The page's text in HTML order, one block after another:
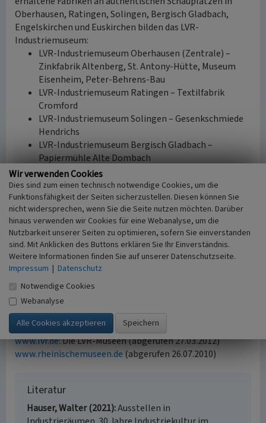
Oberhausen, Ratingen, Solingen, Bergisch Gladbach,
Engelskirchen und Euskirchen bilden das LVR-
Industriemuseum:
LVR-Industriemuseum Oberhausen (Zentrale) –
Zinkfabrik Altenberg, St. Antony-Hütte, Museum
Eisenheim, Peter-Behrens-Bau
LVR-Industriemuseum Ratingen – Textilfabrik
Cromford
LVR-Industriemuseum Solingen – Gesenkschmiede
Hendrichs
LVR-Industriemuseum Bergisch Gladbach –
Papiermühle Alte Dombach
LVR-Industriemuseum Engelskirchen –
Baumwollspinnerei Ermen & Engels,
Oelchenshammer
LVR-Industriemuseum Euskirchen – Tuchfabrik
Müller
(LVR-Redaktion KuLaDig, 2010)
Wege zum LVR – Anfahrt inklusiv
Ratingen, Textilfabrik Cromford
Internet
www.industriemuseum.lvr.de(abgerufen 26.07.2010)
www.lvr.de: Die LVR-Museen (abgerufen 27.03.2012)
www.rheinischemuseen.de (abgerufen 26.07.2010)
Literatur
Hauser, Walter (2021) Ausstellen in
Wir verwenden Cookies
Dies sind zum einen technisch notwendige Cookies, um die
Funktionsfähigkeit der Seiten sicherzustellen. Diesen können Sie
nicht widersprechen, wenn Sie die Seite nutzen möchten. Darüber
hinaus verwenden wir Cookies für eine Webanalyse, um die
Nutzbarkeit unserer Seiten zu optimieren, sofern Sie einverstanden
sind. Mit Anklicken des Buttons erklären Sie Ihr Einverständnis.
Weitere Informationen finden Sie auf unserer Datenschutzseite.
Impressum | Datenschutz
Notwendige Cookies
Webanalyse